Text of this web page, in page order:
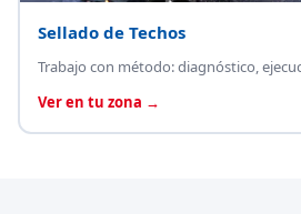
Sellado de Techos
Trabajo con método: diagnóstico,
Ver en tu zona →